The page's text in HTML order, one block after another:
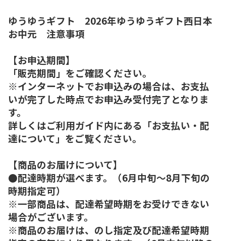
ゆうゆうギフト 2026年ゆうゆうギフト西日本
お中元 注意事項
【お申込期間】
「販売期間」をご確認ください。
※インターネットでお申込みの場合は、お支払
いが完了した時点でお申込み受付完了となりま
す。
詳しくはご利用ガイド内にある「お支払い・配
達について」をご覧ください。
【商品のお届けについて】
●配達時期が選べます。（6月中旬～8月下旬の
時期指定可）
※一部商品は、配達希望時期をお受けできない
場合がございます。
※商品のお届けは、のし指定及び配達希望時期